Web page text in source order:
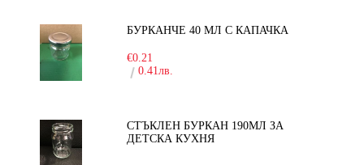
БУРКАНЧЕ 40 МЛ С КАПАЧКА
€0.21
0.41лв.
СТЪКЛЕН БУРКАН 190МЛ ЗА
ДЕТСКА КУХНЯ